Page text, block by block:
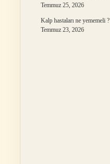
Temmuz 25, 2026
Kalp hastaları ne yememeli ?
Temmuz 23, 2026